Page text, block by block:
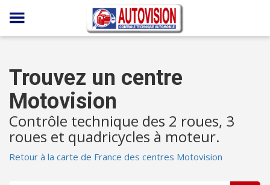
Panneau de gestion des cookies
Trouvez un centre
Motovision
Contrôle technique des 2 roues, 3
roues et quadricycles à moteur.
Retour à la carte de France des centres Motovision